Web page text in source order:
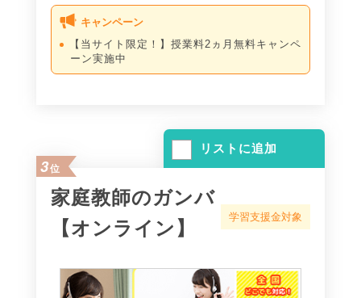
キャンペーン
【当サイト限定！】授業料2ヵ月無料キャンペ
ーン実施中
リストに追加
3位
家庭教師のガンバ
【オンライン】
学習支援金対象